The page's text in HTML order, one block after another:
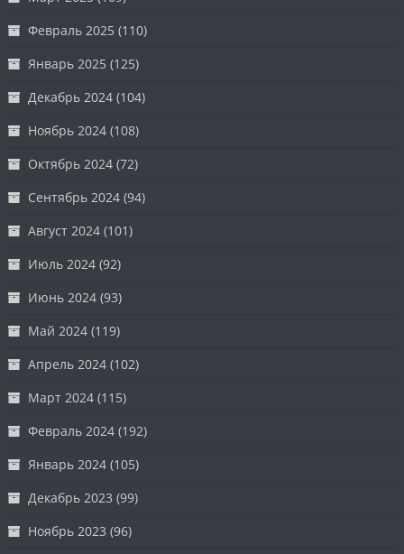
Февраль 2025 (110)
Январь 2025 (125)
Декабрь 2024 (104)
Ноябрь 2024 (108)
Октябрь 2024 (72)
Сентябрь 2024 (94)
Август 2024 (101)
Июль 2024 (92)
Июнь 2024 (93)
Май 2024 (119)
Апрель 2024 (102)
Март 2024 (115)
Февраль 2024 (192)
Январь 2024 (105)
Декабрь 2023 (99)
Ноябрь 2023 (96)